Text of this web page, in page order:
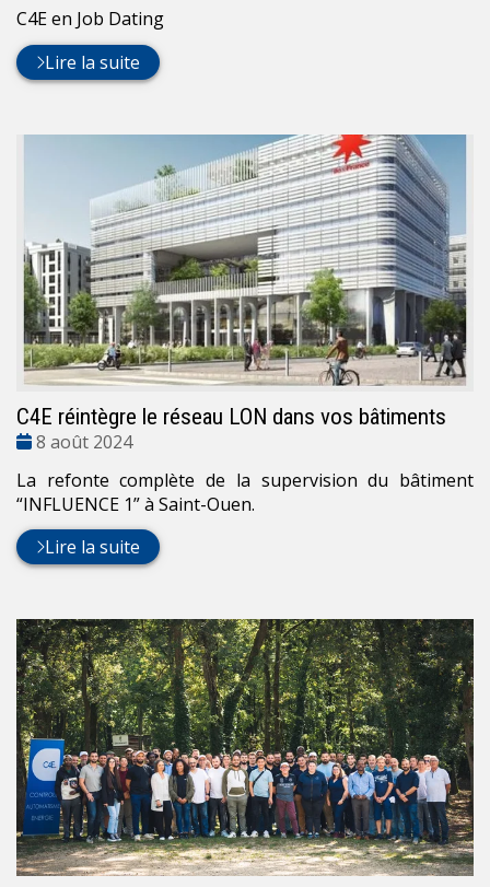
C4E en Job Dating
Lire la suite
C4E réintègre le réseau LON dans vos bâtiments
Date
8 août 2024
La refonte complète de la supervision du bâtiment
“INFLUENCE 1” à Saint-Ouen.
Lire la suite